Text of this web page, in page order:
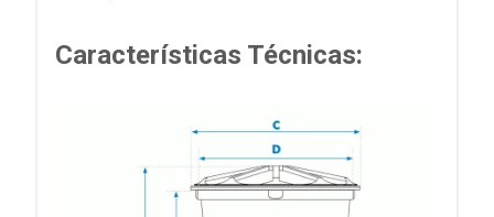
Características Técnicas: